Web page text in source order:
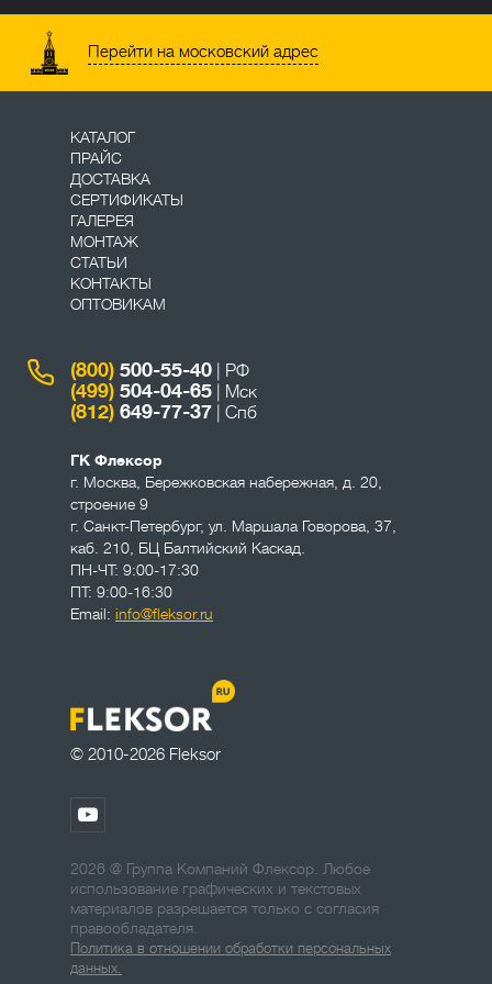
Перейти на московский адрес
© 2010-2026 Fleksor
КАТАЛОГ
ПРАЙС
ДОСТАВКА
СЕРТИФИКАТЫ
ГАЛЕРЕЯ
МОНТАЖ
СТАТЬИ
КОНТАКТЫ
ОПТОВИКАМ
(800) 500-55-40 | РФ
(499) 504-04-65 | Мск
(812) 649-77-37 | Спб
ГК Флексор
г. Москва Бережковская набережная, д. 20,
строение 9
г. Санкт-Петербург, ул. Маршала Говорова, 37,
каб. 210, БЦ Балтийский Каскад.
ПН-ЧТ: 9:00-17:30
ПТ: 9:00-16:30
Email: info@fleksor.ru
2026 @ Группа Компаний Флексор. Любое
использование графических и текстовых
материалов разрешается только с согласия
правообладателя.
Политика в отношении обработки персональных
данных.